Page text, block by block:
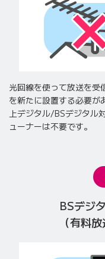
光回線を使って放送を受
を新たに設置する必要が
上デジタル/BSデジタル
ューナーは不要です。
BSデジ
（有料